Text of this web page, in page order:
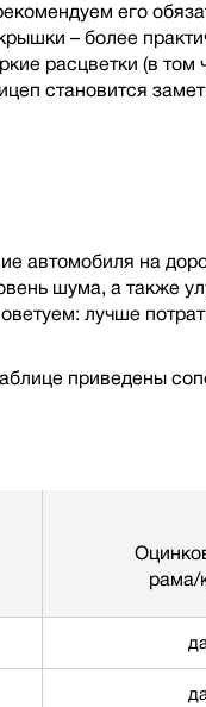
его
– более
расцветки (в
становится
автомобиля на
шума, а также
лучше
приведены
рама/